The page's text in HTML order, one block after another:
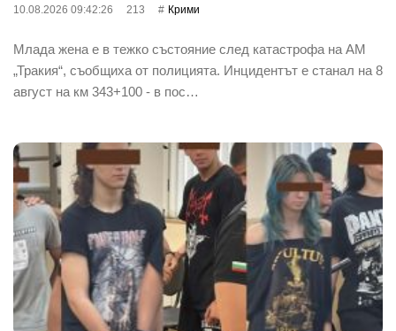
10.08.2026 09:42:26 213 Крими
Млада жена е в тежко състояние след катастрофа на АМ
„Тракия“, съобщиха от полицията. Инцидентът е станал на 8
август на км 343+100 - в пос…